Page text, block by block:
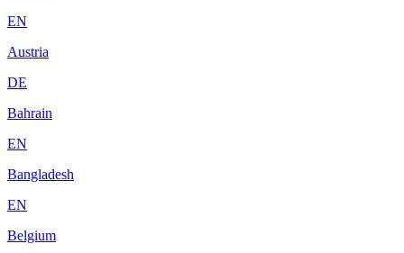
EN
Austria
DE
Bahrain
EN
Bangladesh
EN
Belgium